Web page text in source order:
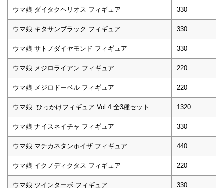
ウマ娘 ダイタクヘリオス フィギュア 330
ウマ娘 キタサンブラック フィギュア 330
ウマ娘 サトノダイヤモンド フィギュア 330
ウマ娘 メジロライアン フィギュア 220
ウマ娘 メジロドーベル フィギュア 220
ウマ娘 ひっかけフィギュア Vol.4 全3種セット 1320
ウマ娘 ナイスネイチャ フィギュア 330
ウマ娘 マチカネタンホイザ フィギュア 440
ウマ娘 イクノディクタス フィギュア 220
ウマ娘 ツインターボ フィギュア 330